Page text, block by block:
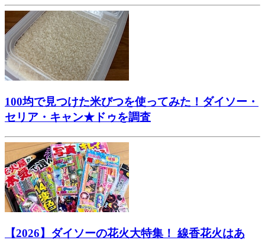
100均で見つけた米びつを使ってみた！ダイソー・
セリア・キャン★ドゥを調査
【2026】ダイソーの花火大特集！ 線香花火はあ